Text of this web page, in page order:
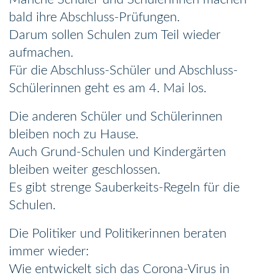
bald ihre Abschluss-Prüfungen.
Darum sollen Schulen zum Teil wieder
aufmachen.
Für die Abschluss-Schüler und Abschluss-
Schülerinnen geht es am 4. Mai los.
Die anderen Schüler und Schülerinnen
bleiben noch zu Hause.
Auch Grund-Schulen und Kindergärten
bleiben weiter geschlossen.
Es gibt strenge Sauberkeits-Regeln für die
Schulen.
Die Politiker und Politikerinnen beraten
immer wieder:
Wie entwickelt sich das Corona-Virus in